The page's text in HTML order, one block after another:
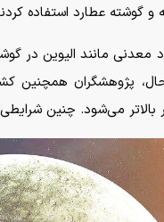
گوشته عطارد استفاده
معدنی مانند الیوین در
پژوهشگران همچنین
می‌شود. چنین